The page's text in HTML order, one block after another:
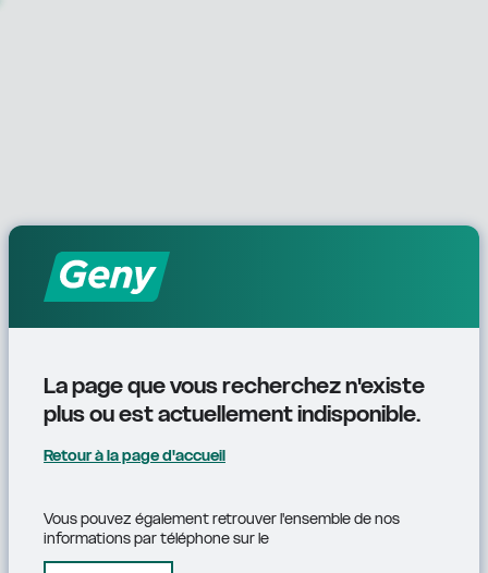
La page que vous recherchez n'existe
plus ou est actuellement indisponible.
Retour à la page d'accueil
Vous pouvez également retrouver l'ensemble de nos
informations par téléphone sur le